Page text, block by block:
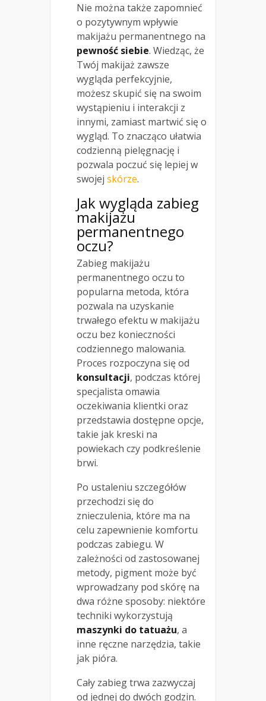
Nie można także zapomnieć
o pozytywnym wpływie
makijażu permanentnego na
pewność siebie. Wiedząc, że
Twój makijaż zawsze
wygląda perfekcyjnie,
możesz skupić się na swoim
wystąpieniu i interakcji z
innymi, zamiast martwić się o
wygląd. To znacząco ułatwia
codzienną pielęgnację i
pozwala poczuć się lepiej w
swojej skórze.
Jak wygląda zabieg
makijażu
permanentnego
oczu?
Zabieg makijażu
permanentnego oczu to
popularna metoda, która
pozwala na uzyskanie
trwałego efektu w makijażu
oczu bez konieczności
codziennego malowania.
Proces rozpoczyna się od
konsultacji, podczas której
specjalista omawia
oczekiwania klientki oraz
przedstawia dostępne opcje,
takie jak kreski na
powiekach czy podkreślenie
brwi.
Po ustaleniu szczegółów
przechodzi się do
znieczulenia, które ma na
celu zapewnienie komfortu
podczas zabiegu. W
zależności od zastosowanej
metody, pigment może być
wprowadzany pod skórę na
dwa różne sposoby: niektóre
techniki wykorzystują
maszynki do tatuażu, a
inne ręczne narzędzia, takie
jak pióra.
Cały zabieg trwa zazwyczaj
od jednej do dwóch godzin.